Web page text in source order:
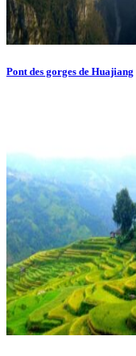
Pont des gorges de Huajiang